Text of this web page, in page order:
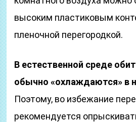
высоким пластиковым
пленочной перегородкой.
В естественной среде
обычно «охлаждаются» в
Поэтому, во избежание
рекомендуется